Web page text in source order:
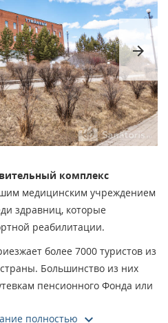
arrow_forward
комплекс
медицинским учреждением
здравниц, которые
реабилитации.
более 7000 туристов из
Большинство из них
пенсионного Фонда или
полностью